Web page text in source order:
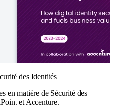
des Identités
en matière de Sécurité des
et Accenture.